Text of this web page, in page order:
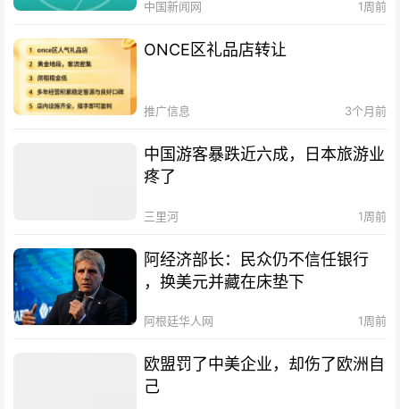
中国新闻网 1周前
ONCE区礼品店转让
推广信息 3个月前
中国游客暴跌近六成，日本旅游业
疼了
三里河 1周前
阿经济部长：民众仍不信任银行
，换美元并藏在床垫下
阿根廷华人网 1周前
欧盟罚了中美企业，却伤了欧洲自
己